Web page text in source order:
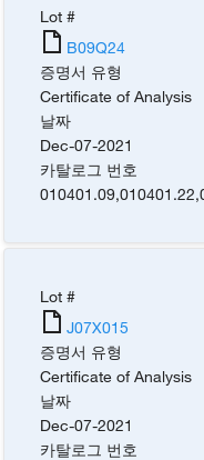
Lot #
B09Q24
증명서 유형
Certificate of Analysis
날짜
Dec-07-2021
카탈로그 번호
010401.09,010401.22,
Lot #
J07X015
증명서 유형
Certificate of Analysis
날짜
Dec-07-2021
카탈로그 번호